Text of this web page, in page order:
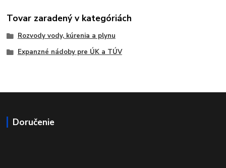
Tovar zaradený v kategóriách
Rozvody vody, kúrenia a plynu
Expanzné nádoby pre ÚK a TÚV
Doručenie